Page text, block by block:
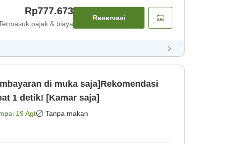
Rp777.673
pajak & biaya
Reservasi
di muka saja]Rekomendasi
1 detik! [Kamar saja]
19 Agt Tanpa makan